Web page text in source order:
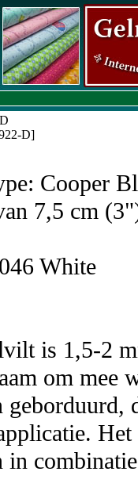
D]
Cooper
7,5 cm
White
is 1,5-2
om mee
geborduurd,
in